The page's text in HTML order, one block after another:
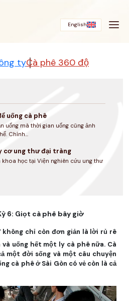
English
tyCà phê 360 độ
uống cà phê
uống mà thời gian uống cũng ảnh
Chính...
cơ ung thư đại tràng
học tại Viện nghiên cứu ung thư
6: Giọt cà phê bây giờ
không chỉ còn đơn giản là lời rủ rê
uống hết một ly cà phê nữa. Cà
một đời sống và một câu chuyện
cà phê ở Sài Gòn có vẻ còn là cả